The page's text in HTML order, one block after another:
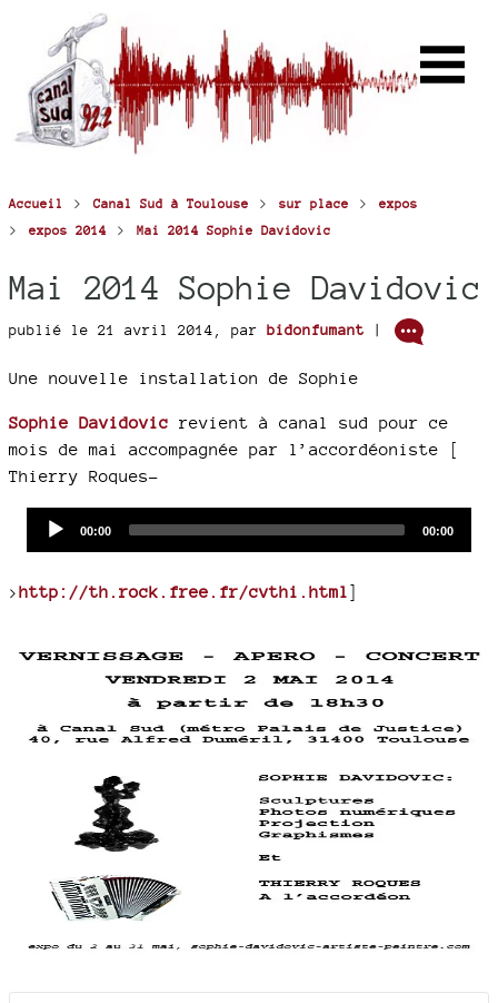
Accueil > Canal Sud à Toulouse > sur place > expos
> expos 2014 > Mai 2014 Sophie Davidovic
Mai 2014 Sophie Davidovic
publié le 21 avril 2014, par bidonfumant |
Une nouvelle installation de Sophie
Sophie Davidovic revient à canal sud pour ce
mois de mai accompagnée par l’accordéoniste [
Thierry Roques-
Current
00:00
Total
00:00
>http://th.rock.free.fr/cvthi.html]